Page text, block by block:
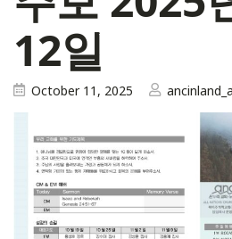
12일
October 11, 2025